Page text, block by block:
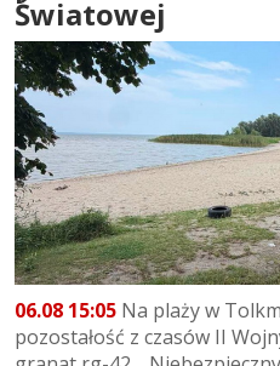
Światowej
06.08 15:05 Na plaży w
pozostałość z czasów II